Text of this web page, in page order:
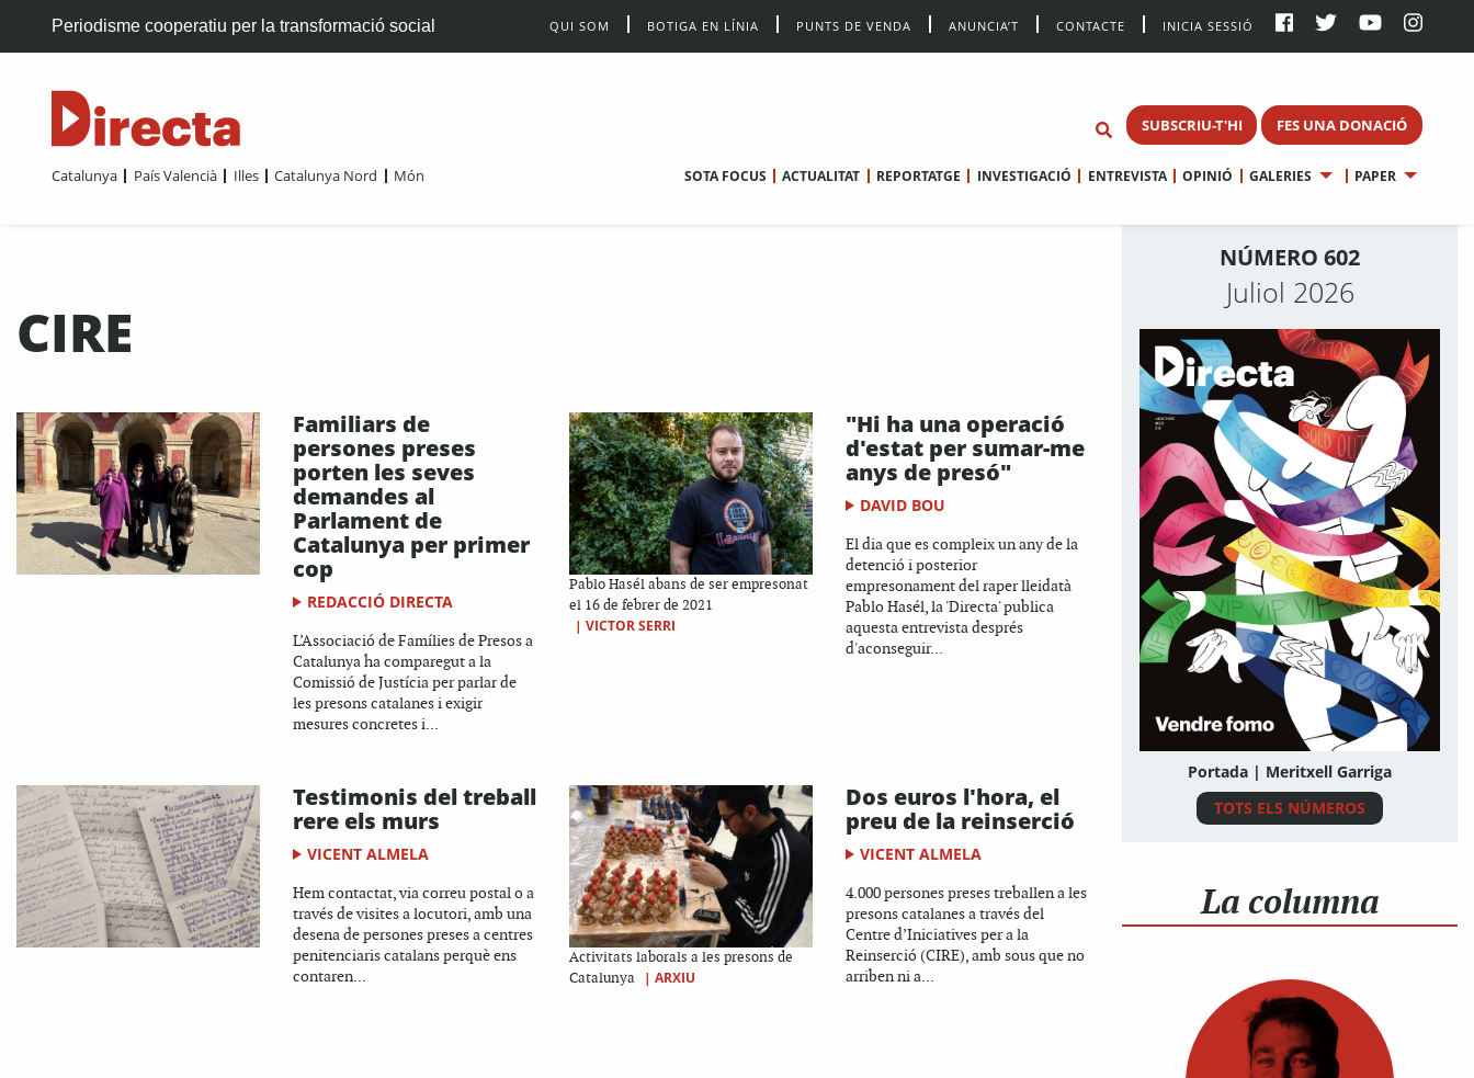
Periodisme cooperatiu per la transformació social QUI SOM BOTIGA EN LÍNIA PUNTS DE VENDA ANUNCIA’T CONTACTE INICIA SESSIÓ
SUBSCRIU-T'HI FES UNA DONACIÓ
Catalunya País Valencià Illes Catalunya Nord Món SOTA FOCUS ACTUALITAT REPORTATGE INVESTIGACIÓ ENTREVISTA OPINIÓ GALERIES PAPER
CIRE
Familiars de
persones preses
porten les seves
demandes al
Parlament de
Catalunya per primer
cop
REDACCIÓ DIRECTA
L’Associació de Famílies de Presos a
Catalunya ha comparegut a la
Comissió de Justícia per parlar de
les presons catalanes i exigir
mesures concretes i...
Pablo Hasél abans de ser empresonat
el 16 de febrer de 2021
| VICTOR SERRI
"Hi ha una operació
d'estat per sumar-me
anys de presó"
DAVID BOU
El dia que es compleix un any de la
detenció i posterior
empresonament del raper lleidatà
Pablo Hasél, la 'Directa' publica
aquesta entrevista després
d'aconseguir...
Testimonis del treball
rere els murs
VICENT ALMELA
Hem contactat, via correu postal o a
través de visites a locutori, amb una
desena de persones preses a centres
penitenciaris catalans perquè ens
contaren...
Activitats laborals a les presons de
Catalunya
| ARXIU
Dos euros l'hora, el
preu de la reinserció
VICENT ALMELA
4.000 persones preses treballen a les
presons catalanes a través del
Centre d’Iniciatives per a la
Reinserció (CIRE), amb sous que no
arriben ni a...
NÚMERO 602
Juliol 2026
Portada | Meritxell Garriga
TOTS ELS NÚMEROS
La columna